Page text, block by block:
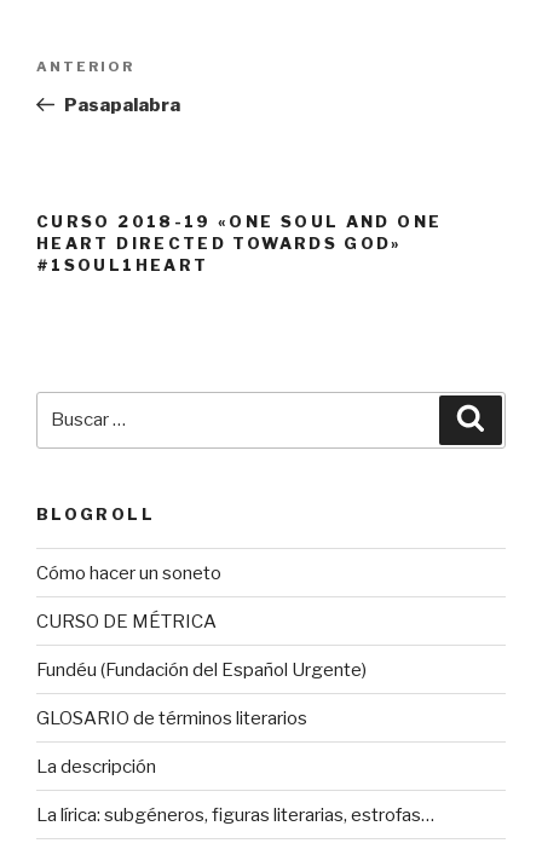
entradas
Entrada
anterior:
ANTERIOR
Pasapalabra
CURSO 2018-19 «ONE SOUL AND ONE
HEART DIRECTED TOWARDS GOD»
#1SOUL1HEART
BLOGROLL
Cómo hacer un soneto
CURSO DE MÉTRICA
Fundéu (Fundación del Español Urgente)
GLOSARIO de términos literarios
La descripción
La lírica: subgéneros, figuras literarias, estrofas…